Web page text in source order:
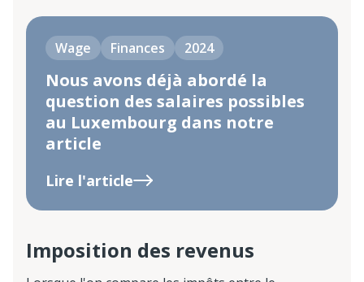
Wage Finances 2024
Nous avons déjà abordé la
question des salaires possibles
au Luxembourg dans notre
article
Lire l'article
Imposition des revenus